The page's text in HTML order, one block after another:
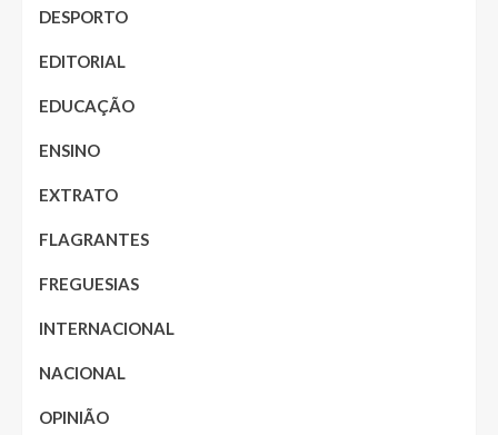
DESPORTO
EDITORIAL
EDUCAÇÃO
ENSINO
EXTRATO
FLAGRANTES
FREGUESIAS
INTERNACIONAL
NACIONAL
OPINIÃO